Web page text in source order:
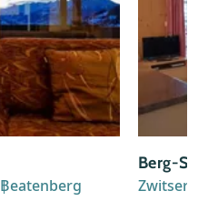
Beatenberg
Berg-